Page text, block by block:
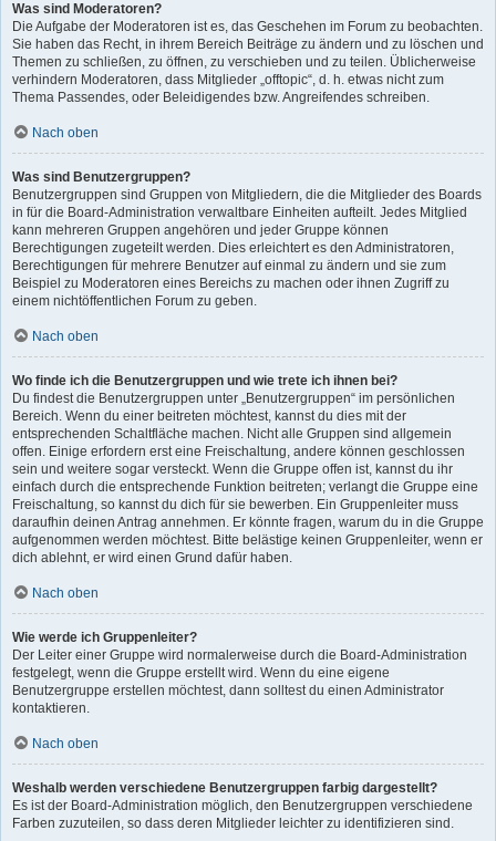
Was sind Moderatoren?
Die Aufgabe der Moderatoren ist es, das Geschehen im Forum zu beobachten.
Sie haben das Recht, in ihrem Bereich Beiträge zu ändern und zu löschen und
Themen zu schließen, zu öffnen, zu verschieben und zu teilen. Üblicherweise
verhindern Moderatoren, dass Mitglieder „offtopic“, d. h. etwas nicht zum
Thema Passendes, oder Beleidigendes bzw. Angreifendes schreiben.
Nach oben
Was sind Benutzergruppen?
Benutzergruppen sind Gruppen von Mitgliedern, die die Mitglieder des Boards
in für die Board-Administration verwaltbare Einheiten aufteilt. Jedes Mitglied
kann mehreren Gruppen angehören und jeder Gruppe können
Berechtigungen zugeteilt werden. Dies erleichtert es den Administratoren,
Berechtigungen für mehrere Benutzer auf einmal zu ändern und sie zum
Beispiel zu Moderatoren eines Bereichs zu machen oder ihnen Zugriff zu
einem nichtöffentlichen Forum zu geben.
Nach oben
Wo finde ich die Benutzergruppen und wie trete ich ihnen bei?
Du findest die Benutzergruppen unter „Benutzergruppen“ im persönlichen
Bereich. Wenn du einer beitreten möchtest, kannst du dies mit der
entsprechenden Schaltfläche machen. Nicht alle Gruppen sind allgemein
offen. Einige erfordern erst eine Freischaltung, andere können geschlossen
sein und weitere sogar versteckt. Wenn die Gruppe offen ist, kannst du ihr
einfach durch die entsprechende Funktion beitreten; verlangt die Gruppe eine
Freischaltung, so kannst du dich für sie bewerben. Ein Gruppenleiter muss
daraufhin deinen Antrag annehmen. Er könnte fragen, warum du in die Gruppe
aufgenommen werden möchtest. Bitte belästige keinen Gruppenleiter, wenn er
dich ablehnt, er wird einen Grund dafür haben.
Nach oben
Wie werde ich Gruppenleiter?
Der Leiter einer Gruppe wird normalerweise durch die Board-Administration
festgelegt, wenn die Gruppe erstellt wird. Wenn du eine eigene
Benutzergruppe erstellen möchtest, dann solltest du einen Administrator
kontaktieren.
Nach oben
Weshalb werden verschiedene Benutzergruppen farbig dargestellt?
Es ist der Board-Administration möglich, den Benutzergruppen verschiedene
Farben zuzuteilen, so dass deren Mitglieder leichter zu identifizieren sind.